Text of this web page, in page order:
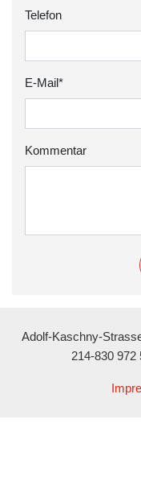
Telefon
E-Mail*
Kommentar
Adolf-Kaschny-
214-830 972